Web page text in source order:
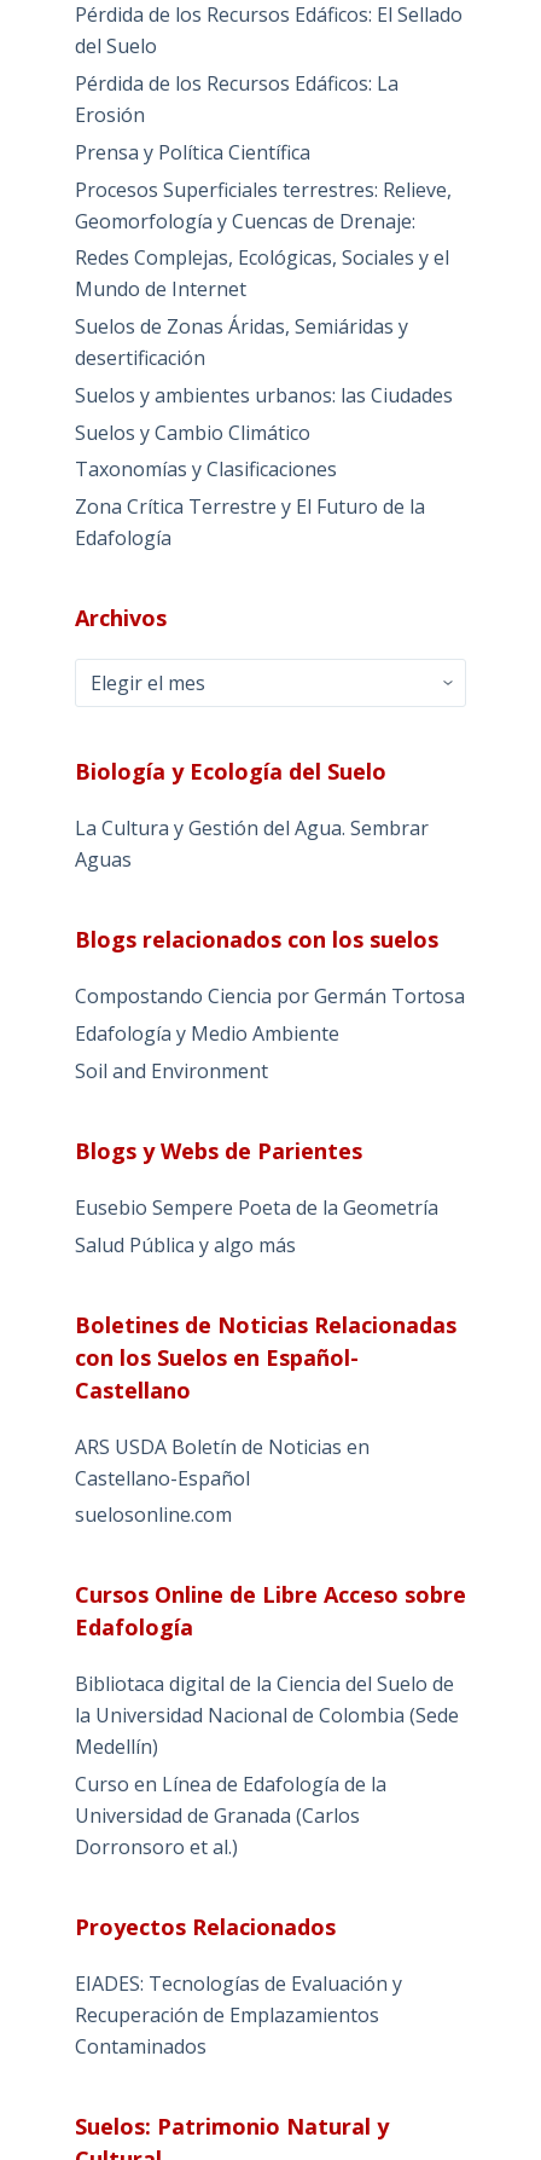
Pérdida de los Recursos Edáficos: El Sellado
del Suelo
Pérdida de los Recursos Edáficos: La
Erosión
Prensa y Política Científica
Procesos Superficiales terrestres: Relieve,
Geomorfología y Cuencas de Drenaje:
Redes Complejas, Ecológicas, Sociales y el
Mundo de Internet
Suelos de Zonas Áridas, Semiáridas y
desertificación
Suelos y ambientes urbanos: las Ciudades
Suelos y Cambio Climático
Taxonomías y Clasificaciones
Zona Crítica Terrestre y El Futuro de la
Edafología
Archivos
Archivos
Biología y Ecología del Suelo
La Cultura y Gestión del Agua. Sembrar
Aguas
Blogs relacionados con los suelos
Compostando Ciencia por Germán Tortosa
Edafología y Medio Ambiente
Soil and Environment
Blogs y Webs de Parientes
Eusebio Sempere Poeta de la Geometría
Salud Pública y algo más
Boletines de Noticias Relacionadas
con los Suelos en Español-
Castellano
ARS USDA Boletín de Noticias en
Castellano-Español
suelosonline.com
Cursos Online de Libre Acceso sobre
Edafología
Bibliotaca digital de la Ciencia del Suelo de
la Universidad Nacional de Colombia (Sede
Medellín)
Curso en Línea de Edafología de la
Universidad de Granada (Carlos
Dorronsoro et al.)
Proyectos Relacionados
EIADES: Tecnologías de Evaluación y
Recuperación de Emplazamientos
Contaminados
Suelos: Patrimonio Natural y